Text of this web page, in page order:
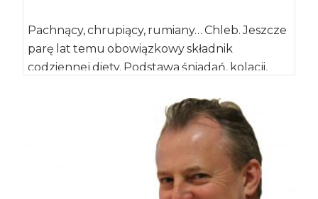
Pachnący, chrupiący, rumiany… Chleb. Jeszcze
parę lat temu obowiązkowy składnik
codziennej diety. Podstawa śniadań, kolacji,